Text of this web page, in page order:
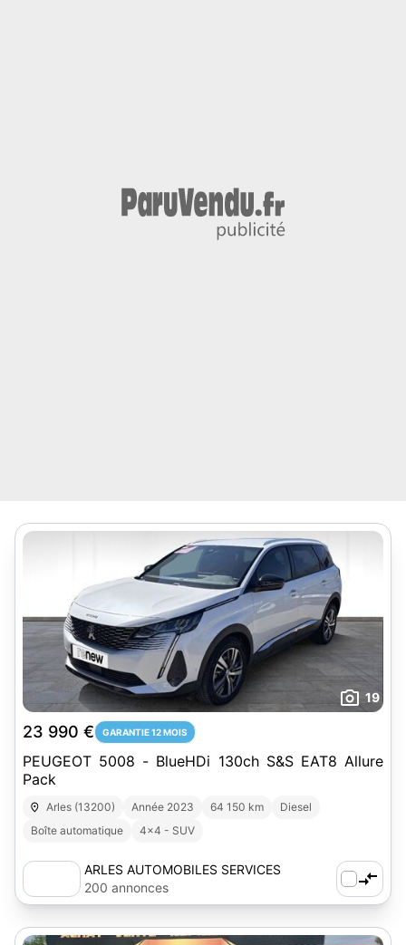
19
23 990 € GARANTIE 12 MOIS
PEUGEOT 5008 - BlueHDi 130ch S&S EAT8 Allure
Pack
Arles (13200) Année 2023 64 150 km
Diesel
Boîte automatique
4x4 - SUV
ARLES AUTOMOBILES SERVICES
200 annonces